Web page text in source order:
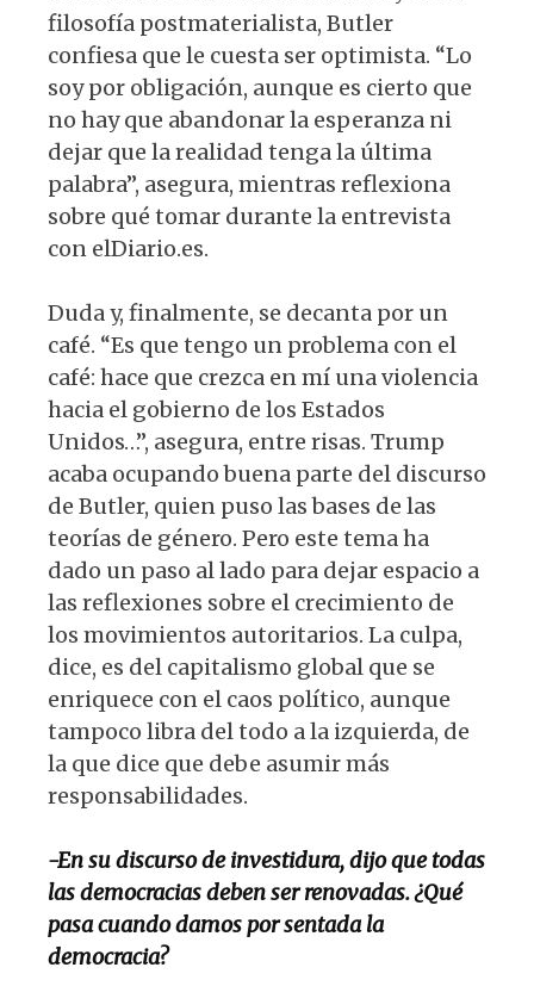
filosofía postmaterialista, Butler
confiesa que le cuesta ser optimista. “Lo
soy por obligación, aunque es cierto que
no hay que abandonar la esperanza ni
dejar que la realidad tenga la última
palabra”, asegura, mientras reflexiona
sobre qué tomar durante la entrevista
con elDiario.es.
Duda y, finalmente, se decanta por un
café. “Es que tengo un problema con el
café: hace que crezca en mí una violencia
hacia el gobierno de los Estados
Unidos…”, asegura, entre risas. Trump
acaba ocupando buena parte del discurso
de Butler, quien puso las bases de las
teorías de género. Pero este tema ha
dado un paso al lado para dejar espacio a
las reflexiones sobre el crecimiento de
los movimientos autoritarios. La culpa,
dice, es del capitalismo global que se
enriquece con el caos político, aunque
tampoco libra del todo a la izquierda, de
la que dice que debe asumir más
responsabilidades.
-En su discurso de investidura, dijo que todas
las democracias deben ser renovadas. ¿Qué
pasa cuando damos por sentada la
democracia?